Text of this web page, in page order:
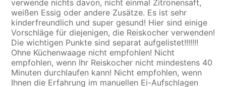
verwende nichts davon, nicht einmal Zitronensaft,
weißen Essig oder andere Zusätze. Es ist sehr
kinderfreundlich und super gesund! Hier sind einige
Vorschläge für diejenigen, die Reiskocher verwenden!
Die wichtigen Punkte sind separat aufgelistet!!!!!!!
Ohne Küchenwaage nicht empfohlen! Nicht
empfohlen, wenn Ihr Reiskocher nicht mindestens 40
Minuten durchlaufen kann! Nicht empfohlen, wenn
Ihnen die Erfahrung im manuellen Ei-Aufschlagen